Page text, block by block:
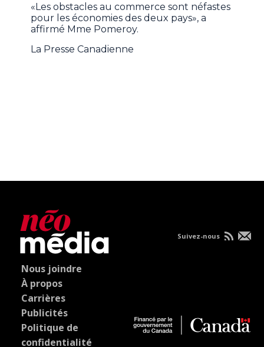
«Les obstacles au commerce sont néfastes
pour les économies des deux pays», a
affirmé Mme Pomeroy.
La Presse Canadienne
Nous joindre
À propos
Carrières
Publicités
Politique de
confidentialité
Suivez-nous